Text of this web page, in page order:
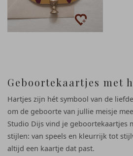
Geboortekaartjes met
Hartjes zijn hét symbool van de
om de geboorte van jullie meisje
Studio Dijs vind je geboortekaartjes
stijlen: van speels en kleurrijk tot
altijd een kaartje dat past.